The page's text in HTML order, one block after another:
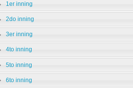
1er inning
2do inning
3er inning
4to inning
5to inning
6to inning